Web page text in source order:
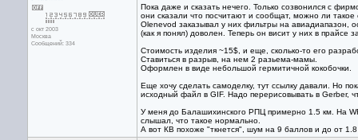
с окт 2003
Москва
Сообщений: 334
Пока даже и сказать нечего. Только созвонился с
они сказали что посчитают и сообщат, можно ли такое
Olenevod заказывал у них фильтры на авиадиапазон,
(как я понял) доволен. Теперь он висит у них в прайсе
Стоимость изделия ~15$, и еще, сколько-то его
Ставиться в разрыв, на нем 2 разьема-мамы.
Оформлен в виде небольшой гермитичной кокобочки.
Еще хочу сделать самоделку, тут ссылку давали. Но
исходный файл в GIF. Надо перерисовывать в Gerber,
У меня до Балашихинского РПЦ примерно 1.5 км. На
слышал, что такое нормально.
А вот КВ похоже "ткнется", шум на 9 баллов и до от